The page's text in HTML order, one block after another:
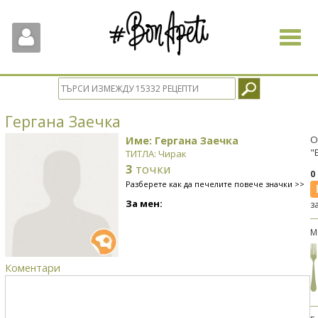
Toggle
Гергана Заечка
Име: Гергана Заечка
ТИТЛА: Чирак
3 точки
Разберете как да печелите повече значки >>
За мен:
Коментари